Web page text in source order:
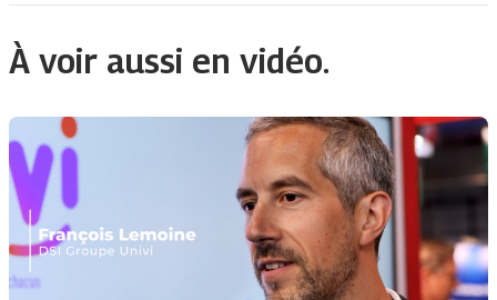
À voir aussi en vidéo.